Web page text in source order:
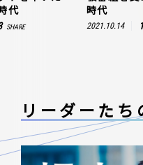
代
SHARE
時代
2021.10.14
リーダーたち